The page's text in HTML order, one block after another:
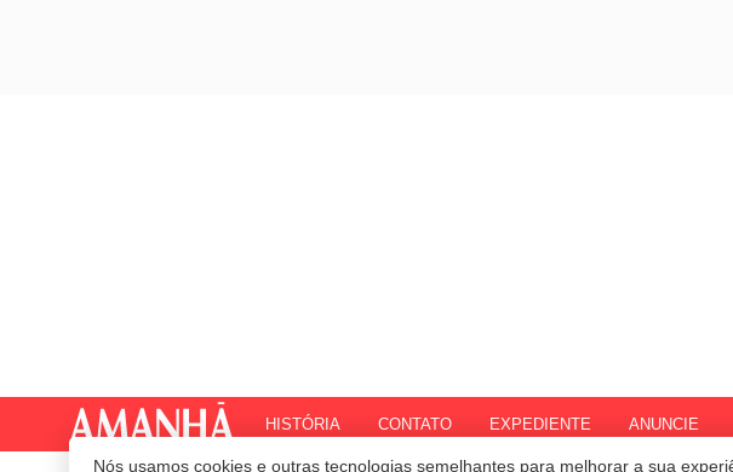
Nós usamos cookies e outras tecnologias semelhantes para melhorar a sua
HISTÓRIA CONTATO EXPEDIENTE ANUNCIE